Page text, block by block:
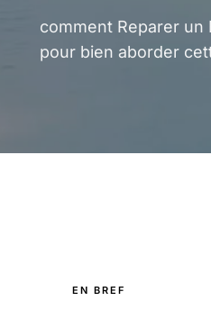
comment Reparer
pour bien aborder
EN BREF